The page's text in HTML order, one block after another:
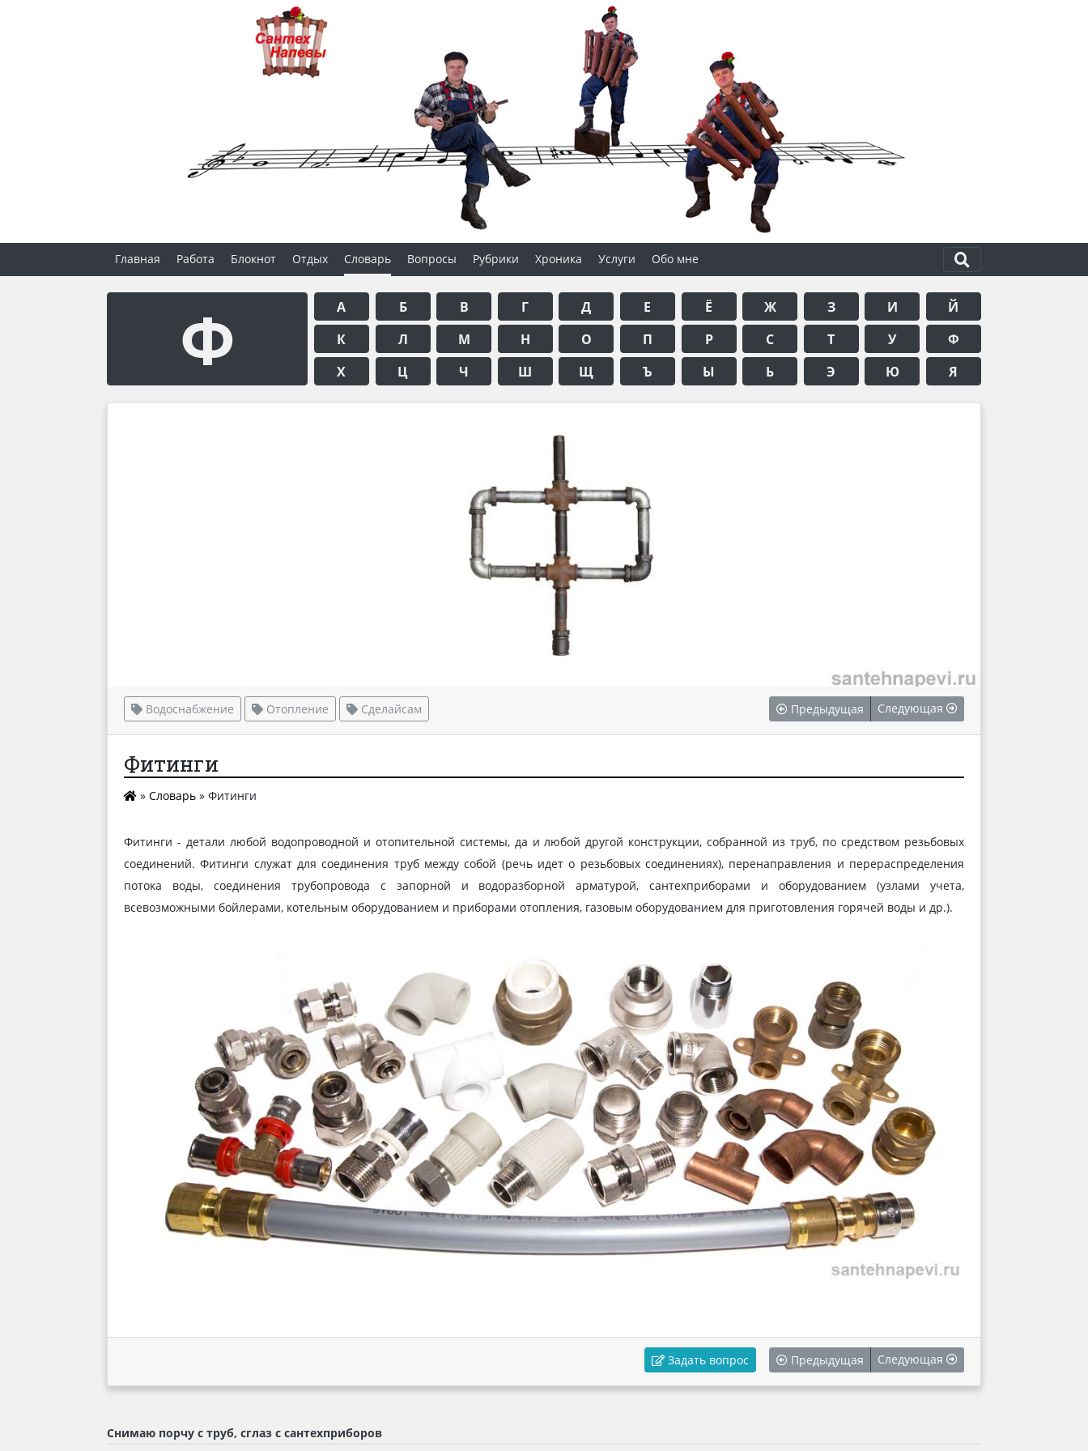
Главная Работа Блокнот Отдых Словарь Вопросы Рубрики Хроника Услуги Обо мне
Ф А Б В Г Д Е Ё Ж З И
Й
К
Л М Н О П Р С Т У
Ф
Х
Ц Ч Ш Щ Ъ Ы Ь Э Ю Я
Предыдущая Следующая
Водоснабжение Отопление Сделайсам
Фитинги
» Словарь » Фитинги
Фитинги - детали любой водопроводной и отопительной системы, да и любой другой конструкции, собранной из труб, по средством резьбовых
соединений. Фитинги служат для соединения труб между собой (речь идет о резьбовых соединениях), перенаправления и перераспределения
потока воды, соединения трубопровода с запорной и водоразборной арматурой, сантехприборами и оборудованием (узлами учета,
всевозможными бойлерами, котельным оборудованием и приборами отопления, газовым оборудованием для приготовления горячей воды и др.).
Предыдущая Следующая
Задать вопрос
Снимаю порчу с труб, сглаз с сантехприборов